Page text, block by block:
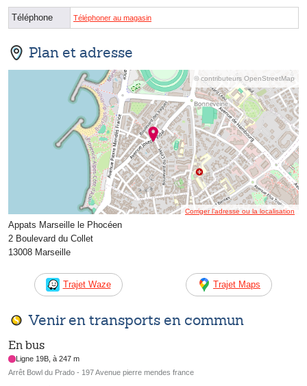
Téléphone Téléphoner au magasin
Plan et adresse
© contributeurs OpenStreetMap
Corriger l’adresse ou la localisation
Appats Marseille le Phocéen
2 Boulevard du Collet
13008 Marseille
Trajet Waze Trajet Maps
Venir en transports en commun
En bus
Ligne 19B, à 247 m
Arrêt Bowl du Prado - 197 Avenue pierre mendes france